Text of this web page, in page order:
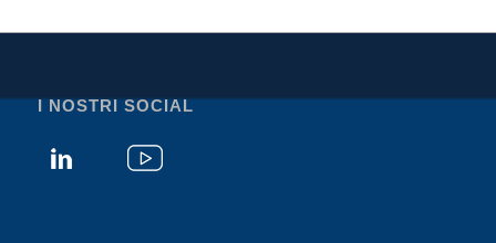
I NOSTRI SOCIAL